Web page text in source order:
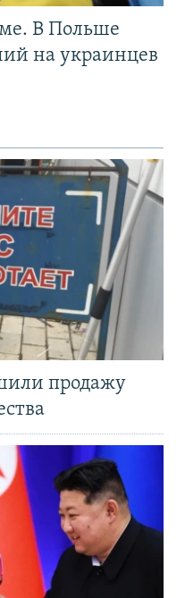
В Польше
на украинцев
продажу